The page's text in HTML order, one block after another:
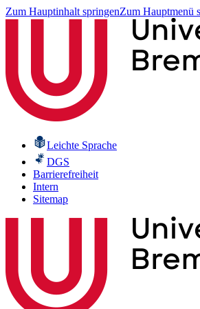
Zum Hauptinhalt springenZum Hauptmenü
Leichte Sprache
DGS
Barrierefreiheit
Intern
Sitemap